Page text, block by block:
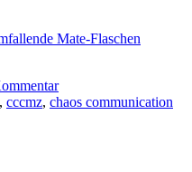
Mate-Flaschen
, cccmz, chaos communication